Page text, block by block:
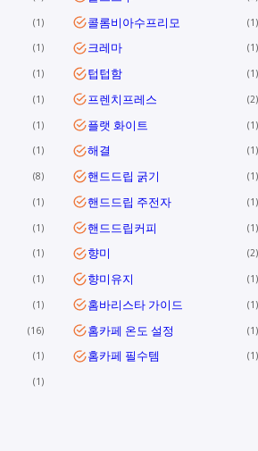
1 콜롬비아수프리모 1
1 크레마 1
1 텁텁함 1
1 프렌치프레스 2
1 플랫 화이트 1
1 해결 1
8 핸드드립 굵기 1
1 핸드드립 주전자 1
1 핸드드립커피 1
1 향미 2
1 향미유지 1
1 홈바리스타 가이드 1
16 홈카페 온도 설정 1
1 홈카페 필수템 1
1